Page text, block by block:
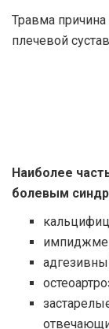
Травма
плечевой
Наиболее
болевым